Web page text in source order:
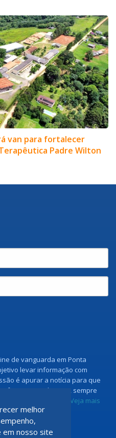
melhor
em nosso site
van para fortalecer
Padre Wilton
de vanguarda em Ponta
levar informação com
é apurar a notícia para que
fatos como eles são, sempre
Veja mais